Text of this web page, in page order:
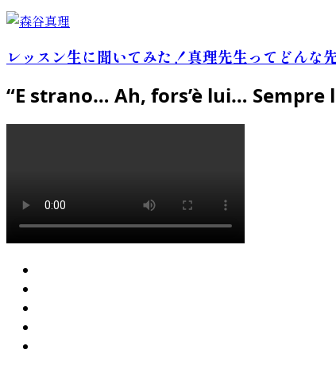
レッスン生に聞いてみた！真理先生ってどんな
“E strano… Ah, fors’è lui… Sempre